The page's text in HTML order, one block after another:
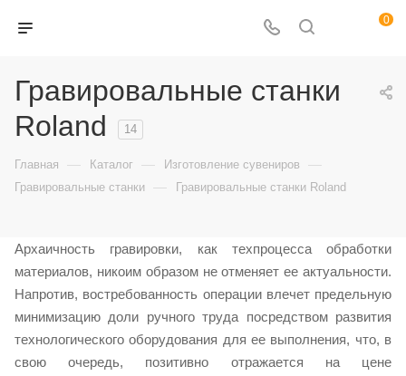
0
Гравировальные станки
Roland
14
Главная — Каталог — Изготовление сувениров —
Гравировальные станки — Гравировальные станки Roland
Архаичность гравировки, как техпроцесса обработки
материалов, никоим образом не отменяет ее актуальности.
Напротив, востребованность операции влечет предельную
минимизацию доли ручного труда посредством развития
технологического оборудования для ее выполнения, что, в
свою очередь, позитивно отражается на цене